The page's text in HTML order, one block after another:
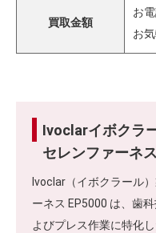
買取金額
お
お
Ivoclarイボクラ
セレンファーネ
Ivoclar（イボクラール
ーネス EP5000 は、歯
よびプレス作業に特化